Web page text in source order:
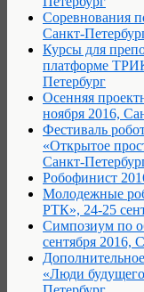
Соревнования
Санкт-
Курсы для
платформе
Петербург
Осенняя
ноября 2016,
Фестиваль
«Открытое
Санкт-
Робофинист
Молодежные
РТК», 24-25
Симпозиум по
сентября 2016,
«Люди